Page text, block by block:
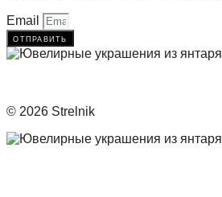
Email
отправить
© 2026 Strelnik